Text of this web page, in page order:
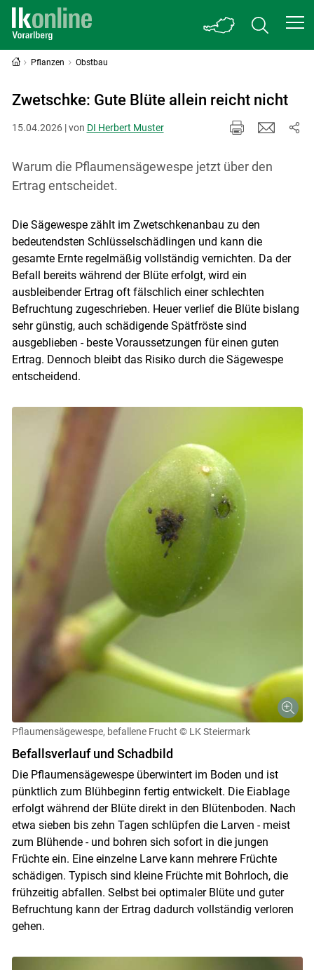
Skip to main content
Pflanzen Obstbau
Zwetschke: Gute Blüte allein reicht nicht
15.04.2026 | von DI Herbert Muster
Warum die Pflaumensägewespe jetzt über den
Ertrag entscheidet.
Die Sägewespe zählt im Zwetschkenanbau zu den
bedeutendsten Schlüsselschädlingen und kann die
gesamte Ernte regelmäßig vollständig vernichten. Da der
Befall bereits während der Blüte erfolgt, wird ein
ausbleibender Ertrag oft fälschlich einer schlechten
Befruchtung zugeschrieben. Heuer verlief die Blüte bislang
sehr günstig, auch schädigende Spätfröste sind
ausgeblieben - beste Voraussetzungen für einen guten
Ertrag. Dennoch bleibt das Risiko durch die Sägewespe
entscheidend.
Pflaumensägewespe, befallene Frucht © LK Steiermark
Befallsverlauf und Schadbild
Die Pflaumensägewespe überwintert im Boden und ist
pünktlich zum Blühbeginn fertig entwickelt. Die Eiablage
erfolgt während der Blüte direkt in den Blütenboden. Nach
etwa sieben bis zehn Tagen schlüpfen die Larven - meist
zum Blühende - und bohren sich sofort in die jungen
Früchte ein. Eine einzelne Larve kann mehrere Früchte
schädigen. Typisch sind kleine Früchte mit Bohrloch, die
frühzeitig abfallen. Selbst bei optimaler Blüte und guter
Befruchtung kann der Ertrag dadurch vollständig verloren
gehen.